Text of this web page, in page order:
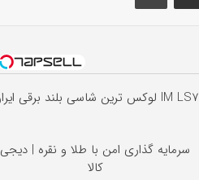
IM LS7 لوکس ترین شاسی بلند برقی ایران
سرمایه گذاری امن با طلا و نقره | دیجی
کالا